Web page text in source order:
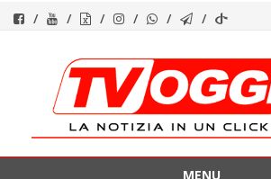
contenuto
MENU